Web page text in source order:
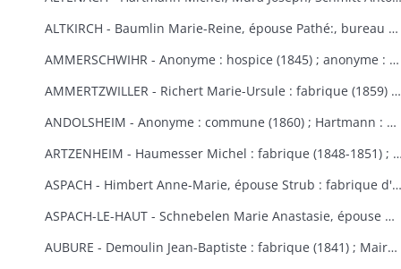
ALTKIRCH - Baumlin Marie-Reine, épouse Pathé:, bureau de bienfaisance (1803) ; Baur Reine-Catherine, épouse Schneider : hospice, bureau de bienfaisance, fabrique (1841-1845) ; Bisel : hospice Saint-Morand (1849) ; Caisse d'Epargne (1) : hospice (1850-1855) ; Eberlin Joseph : hospice Saint-Morand (1844) ; Enderlin Antoine, de Durlinsdorf : hospice (1859) ; Erny : fabrique (1865) (voir aussi Thann) ; Friburger Anne-Marie, épouse Remus : hospice (1865) ; Fritsch Morand : hospice Saint-Morand (1857-1859) ; Garrosse François-Marie : bureau de bienfaisance (1802) ; Garozzi Antoine, Henner Thomas Valentin, Kiene Marie-Anne : fabrique (1813) ; Garozzi Rosalie, épouse Durthaller : hospice civil (1850) ; Gilardoni Joseph : hospice (1864) ; Haenner Xavier : fabrique (1843-1844) ; Hartmann Jean, Kiene Marie-Elisabeth : fabrique (1819) ; Hennige, curé, Reininger Elma : hospice (1855-1862) ; Hiltenbrand Marie-Salomé : hospice Saint-Morand (1854) ; Jourdain Xavier : hospice et pauvres (1854-1867) ; Kauffmann Antoine : fabrique (1814-1817) ; Koechlin André : pauvres (1854) ; Koechlin André, de Mulhouse : commune (1860) ; Loetscher : hospice Saint-Morand (1851) ; Mildner Antoine-François : hospice Saint-Morand (1831-1832) ; Mulhaupt Anne-Marie : hospice Saint-Morand (1844) ; Neef François-Joseph : fabrique (1809) ; Platel Louise : hospice et bureau de bienfaisance (1867) ; Reininger Emma-Joséphine : hospice Saint-Morand (1855) ; Reininger Marie-Françoise : bureau de bienfaisance et fabrique (1866-1868) ; Roemer Georges, curé : hospice Saint-Morand (1868-1869) ; Rudler Euphémie : hospice Saint-Morand (1869-1870) ; Sauthier : hospice Saint-Morand (1856-1857) ; Schirlin, curé de Bouxwiller : hospice Saint-Morand (1868) ; Stouff Jean-Pierre : hospice Saint-Morand (1832-1833) ; Zobel Morand : hospice Saint-Morand (1859).
AMMERSCHWIHR - Anonyme : hospice (1845) ; anonyme : hospice (1860) ; anonyme : hospice (1860) ; anonyme : hospice (1868) ; anonyme : hospice (1868) ; Bertrand Catherine, religieuse à Ensisheim : hospice (1833-1835) ; Bessler Anne-Marie, épouse Hartmann : hospice et fabrique (1848-1852) ; Bressler Elisabeth : fabrique (1840) ; Bressler Jean-Jacques, curé de Zimmerbach : hospice (1849) ; Custor François-Joseph, abbé : hospice (1822-1823) ; famille Demangeat, des Trois-Epis : hospice (1866) ; Gasser Barbe et François-Martin : hospice et fabrique (1842-1843) ; héritiers Gerber : hospice (1853-1855) ; Gerber Anne-Marie, épouse Muller : hospice (1870) ; Giroud Françoise, épouse Langlais : hospice et fabrique (1838-1845) ; Gottelman François-Joseph : chapelle des Trois-Epis (1824) ; Hartmann Martin : hospice (1851) ; Hildenfinck Joseph : hospice (1869) ; Kast Jean-Baptiste : fabrique (1865) ; Klein François-Joseph : hospice (1820-1821) ; Klein Marguerite, épouse Schielé : hospice, pauvres et fabrique (1844) ; Hamberger Françoise, épouse Bueb dit Dubois : fabrique (1846) ; Leimbach Sébastien : hospice (1835) ; Meg Sébastien : fabrique et pauvres (1828) ; Saltzmann Anne-Marie, épouse Heinrich : fabrique (1869-1870) ; Schielé Alexandre : hospice et pauvres (1828) ; Schwindenhammer Jacques : hospice (1852) ; Simonin : fabrique et pauvres (1832) ; Simonis Catherine, veuve Simonis, épouse Vejux : fabrique (1850) ; Thomann Marie-Ursule : pauvres et hospice (1838) ; Thomann Martin et Anne-Marie, son épouse : hospice (1858) ; Ulrich Catherine, épouse Kast le Vieux : hospice (1848-1852).
AMMERTZWILLER - Richert Marie-Ursule : fabrique (1859) ; Wolff Elisabeth, épouse Hinderer : pauvres d'Ammertzwiller et de Spechbach-le-Bas et fabrique d'Ammertzwiller (1854).
ANDOLSHEIM - Anonyme : commune (1860) ; Hartmann : bureau de bienfaisance (1858) ; Neubuck (de) Marie-Ursule, épouse de Mouge : fabrique (1851) ; Schuller Mathias, dit le Vieux ou le Settier : consistoire protestant (1814).
ARTZENHEIM - Haumesser Michel : fabrique (1848-1851) ; Mangold Louis Benjamin; fabrique (1857-1858).
ASPACH - Himbert Anne-Marie, épouse Strub : fabrique d'Aspach et de Heidwiller (1849).
ASPACH-LE-HAUT - Schnebelen Marie Anastasie, épouse Durwell, de Thann : enfants indigents (1867-1868).
AUBURE - Demoulin Jean-Baptiste : fabrique (1841) ; Maire Marie-Elisabeth : fabrique (1864-1865) ; Raffner Catherine : fabrique (1860) ; Stortz André : fabrique (1852-1853) ; Thiriet Jean Antoine : fabrique (1846-1847).